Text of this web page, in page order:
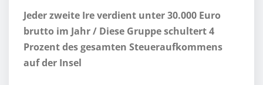
Jeder zweite Ire verdient unter 30.000 Euro
brutto im Jahr / Diese Gruppe schultert 4
Prozent des gesamten Steueraufkommens
auf der Insel